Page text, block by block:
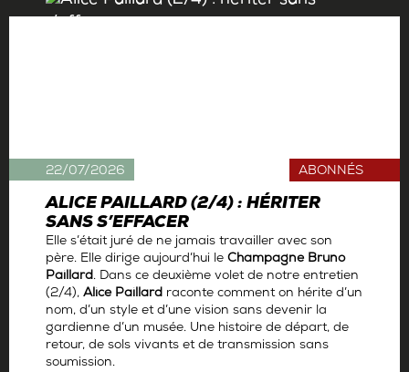
ALICE PAILLARD (2/4) : HÉRITER
SANS S’EFFACER
ABONNÉS
Elle s’était juré de ne jamais travailler avec son
père. Elle dirige aujourd’hui le Champagne Bruno
Paillard. Dans ce deuxième volet de notre entretien
(2/4), Alice Paillard raconte comment on hérite d’un
nom, d’un style et d’une vision sans devenir la
gardienne d’un musée. Une histoire de départ, de
retour, de sols vivants et de transmission sans
soumission.
22/07/2026